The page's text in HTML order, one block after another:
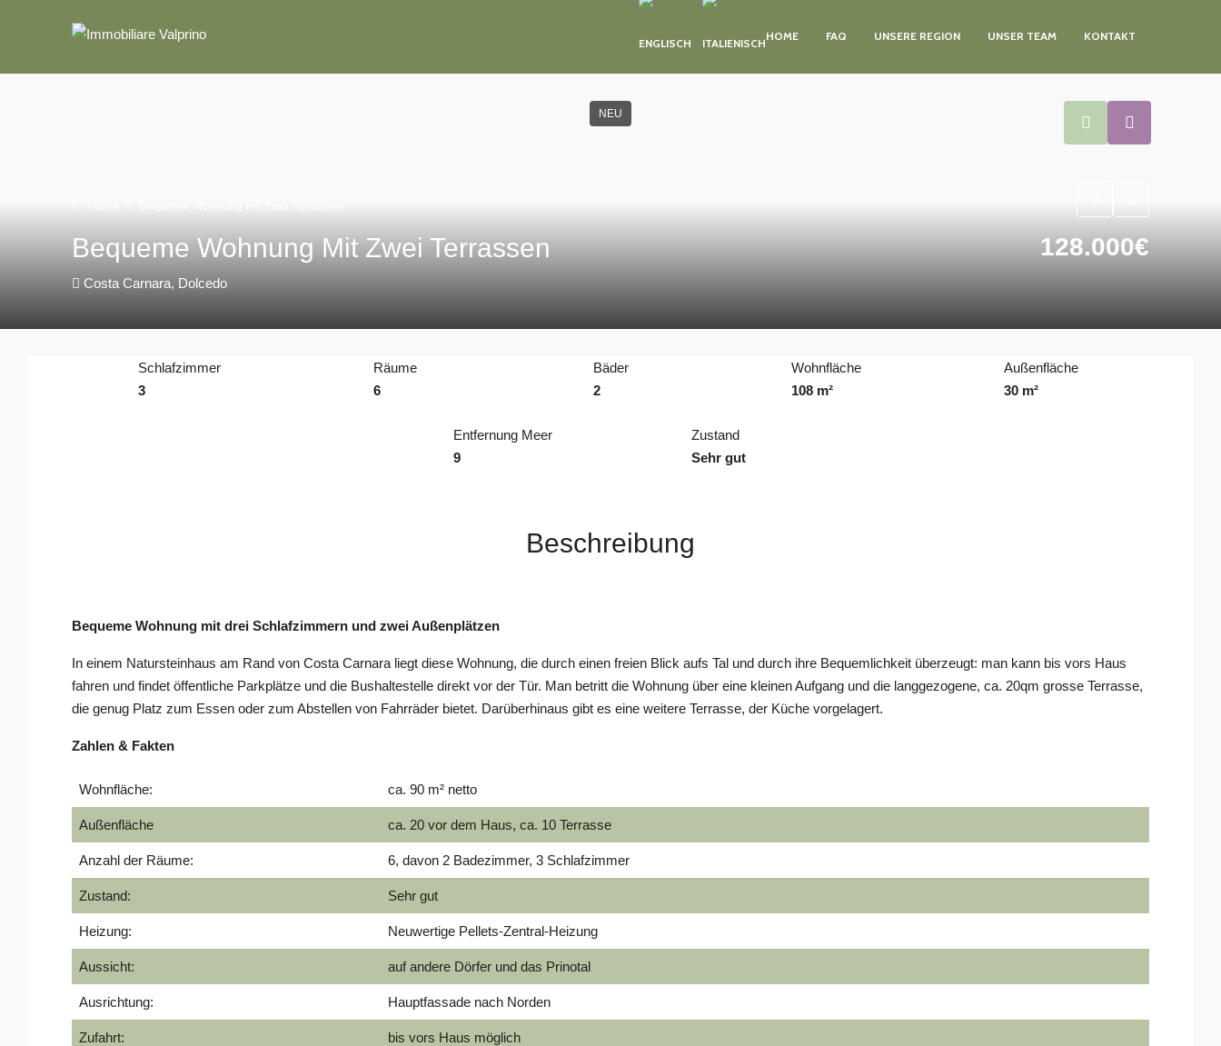
HOME FAQ UNSERE REGION UNSER TEAM KONTAKT
NEU
Bequeme Wohnung Mit Zwei Terrassen
Costa Carnara, Dolcedo
128.000€
Schlafzimmer
3
Räume
6
Bäder
2
Wohnfläche
108 m²
Außenfläche
30 m²
Entfernung Meer
9
Zustand
Sehr gut
Beschreibung
Bequeme Wohnung mit drei Schlafzimmern und zwei Außenplätzen
In einem Natursteinhaus am Rand von Costa Carnara liegt diese Wohnung, die durch einen freien Blick aufs Tal und durch ihre Bequemlichkeit überzeugt: man kann bis vors Haus
fahren und findet öffentliche Parkplätze und die Bushaltestelle direkt vor der Tür. Man betritt die Wohnung über eine kleinen Aufgang und die langgezogene, ca. 20qm grosse Terrasse,
die genug Platz zum Essen oder zum Abstellen von Fahrräder bietet. Darüberhinaus gibt es eine weitere Terrasse, der Küche vorgelagert.
Zahlen & Fakten
Wohnfläche: ca. 90 m² netto
Außenfläche ca. 20 vor dem Haus, ca. 10 Terrasse
Anzahl der Räume: 6, davon 2 Badezimmer, 3 Schlafzimmer
Zustand: Sehr gut
Heizung: Neuwertige Pellets-Zentral-Heizung
Aussicht: auf andere Dörfer und das Prinotal
Ausrichtung: Hauptfassade nach Norden
Zufahrt: bis vors Haus möglich